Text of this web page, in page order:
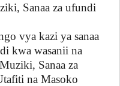
Sanaa za ufundi
vya kazi ya sanaa
kwa wasanii na
Sanaa za
na Masoko